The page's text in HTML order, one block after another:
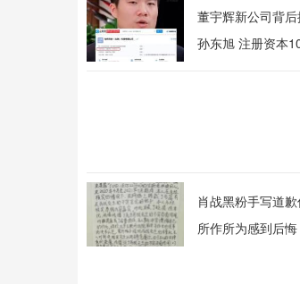
董宇辉新公司背
孙东旭 注册资本
肖战黑粉手写道
所作所为感到后悔